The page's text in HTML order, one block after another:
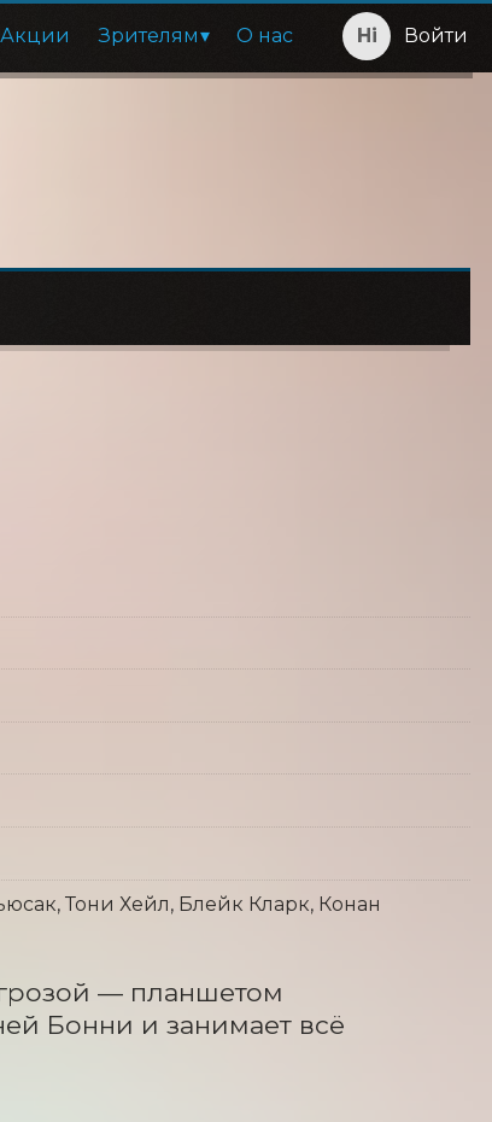
Акции Зрителям О нас Войти
Тони Хейл, Блейк Кларк, Конан
— планшетом
Бонни и занимает всё